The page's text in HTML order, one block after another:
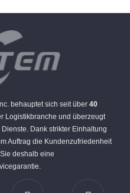
behauptet sich seit über 40
Logistikbranche und überzeugt
Dank strikter Einhaltung
Auftrag die Kundenzufriedenheit
deshalb eine